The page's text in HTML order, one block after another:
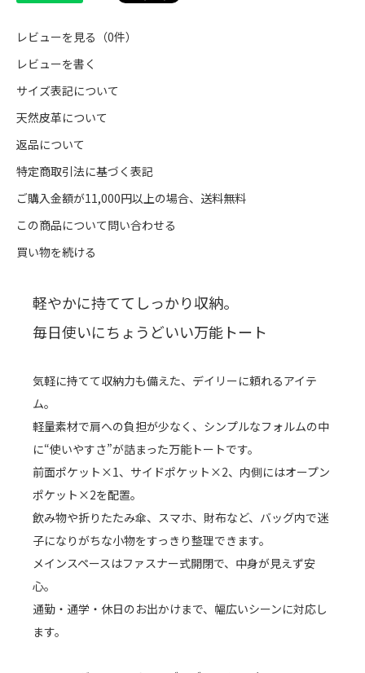
レビューを見る（0件）
レビューを書く
サイズ表記について
天然皮革について
返品について
特定商取引法に基づく表記
ご購入金額が11,000円以上の場合、送料無料
この商品について問い合わせる
買い物を続ける
軽やかに持ててしっかり収納。
毎日使いにちょうどいい万能トート
気軽に持てて収納力も備えた、デイリーに頼れるアイテ
ム。
軽量素材で肩への負担が少なく、シンプルなフォルムの中
に“使いやすさ”が詰まった万能トートです。
前面ポケット×1、サイドポケット×2、内側にはオープン
ポケット×2を配置。
飲み物や折りたたみ傘、スマホ、財布など、バッグ内で迷
子になりがちな小物をすっきり整理できます。
メインスペースはファスナー式開閉で、中身が見えず安
心。
通勤・通学・休日のお出かけまで、幅広いシーンに対応し
ます。